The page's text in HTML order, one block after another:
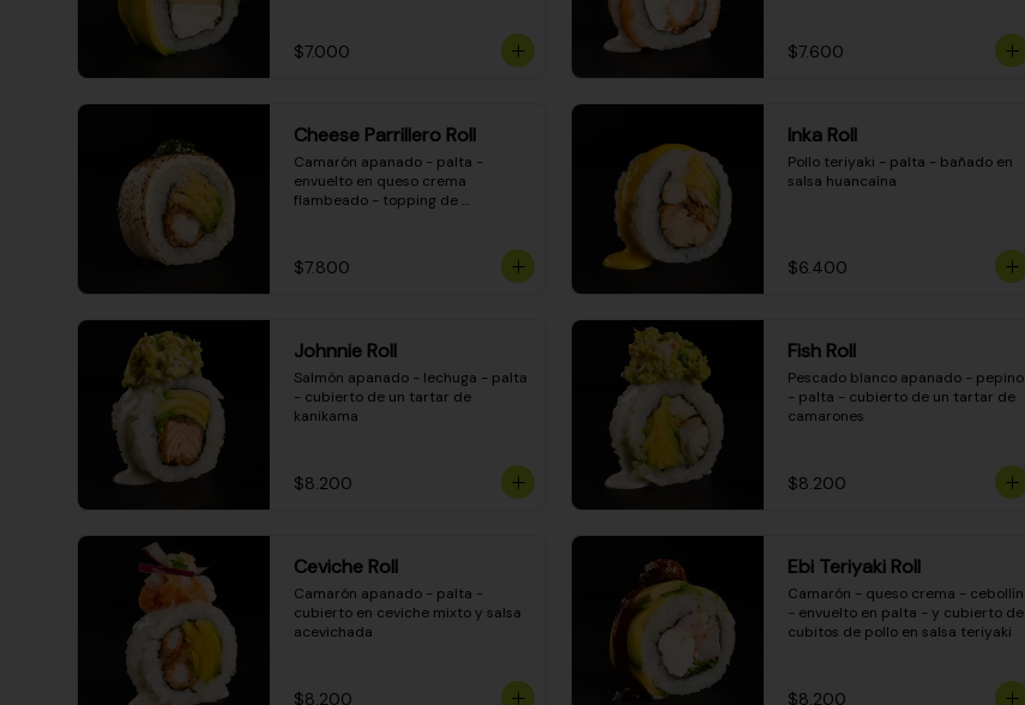
$7.000 $7.600
Cheese Parrillero Roll
Camarón apanado - palta -
envuelto en queso crema
flambeado - topping de
$7.800
Inka Roll
Pollo teriyaki - palta - bañado en
salsa huancaína
$6.400
Johnnie Roll
Salmón apanado - lechuga - palta
- cubierto de un tartar de
kanikama
$8.200
Fish Roll
Pescado blanco apanado - pepino
- palta - cubierto de un tartar de
camarones
$8.200
Ceviche Roll
Camarón apanado - palta -
cubierto en ceviche mixto y salsa
acevichada
$8.200
Ebi Teriyaki Roll
Camarón - queso crema - cebollín
- envuelto en palta - y cubierto de
cubitos de pollo en salsa teriyaki
$8.200